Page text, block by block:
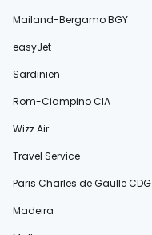
Mailand-Bergamo BGY
easyJet
Sardinien
Rom-Ciampino CIA
Wizz Air
Travel Service
Paris Charles de Gaulle CDG
Madeira